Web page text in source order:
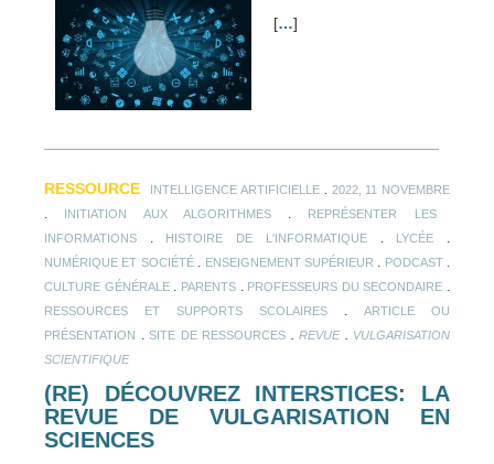
[…]
RESSOURCE INTELLIGENCE ARTIFICIELLE 2022, 11 NOVEMBRE
INITIATION AUX ALGORITHMES. REPRÉSENTER LES
INFORMATIONS
HISTOIRE DE L'INFORMATIQUE. LYCÉE
NUMÉRIQUE ET SOCIÉTÉ. ENSEIGNEMENT SUPÉRIEUR PODCAST.
CULTURE GÉNÉRALE. PARENTS. PROFESSEURS DU SECONDAIRE
RESSOURCES ET SUPPORTS SCOLAIRES
ARTICLE OU
PRÉSENTATION
SITE DE RESSOURCES REVUE.
VULGARISATION
SCIENTIFIQUE
(RE) DÉCOUVREZ INTERSTICES: LA
REVUE DE VULGARISATION EN
SCIENCES